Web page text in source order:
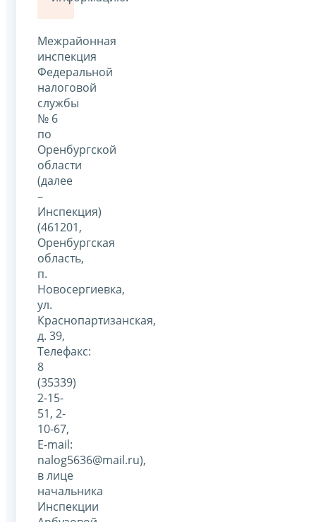
Межрайонная
инспекция
Федеральной
налоговой
службы
№ 6
по
Оренбургской
области
(далее
–
Инспекция)
(461201,
Оренбургская
область,
п.
Новосергиевка,
ул.
Краснопартизанская,
д. 39,
Телефакс:
8
(35339)
2-15-
51, 2-
10-67,
Е-mail:
nalog5636@mail.ru),
в лице
начальника
Инспекции